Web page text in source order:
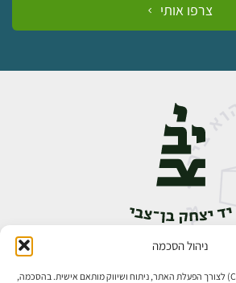
ניהול הסכמה
אנו משתמשים בעוגיות (Cookies) לצורך הפעלת האתר, ניתוח ושיווק מותאם אישית. בהסכמה,
צרפו אותי
רחביה, ירושלים